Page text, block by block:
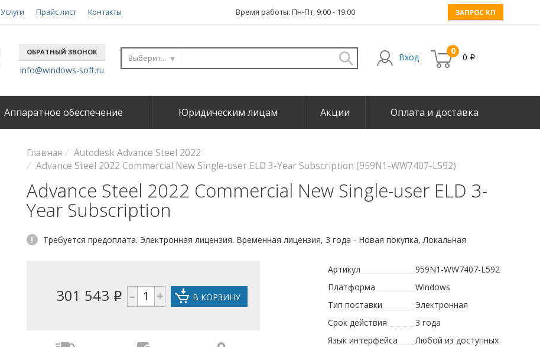
Услуги Прайс лист Контакты Время работы: Пн-Пт, 9:00 - 19:00 ЗАПРОС КП
ОБРАТНЫЙ ЗВОНОК
info@windows-soft.ru
Выберите... Вход
0
0 i
Аппаратное обеспечение Юридическим лицам Акции Оплата и доставка
Главная
Autodesk Advance Steel 2022
Advance Steel 2022 Commercial New Single-user ELD 3-Year Subscription (959N1-WW7407-L592)
Advance Steel 2022 Commercial New Single-user ELD 3-
Year Subscription
! Требуется предоплата. Электронная лицензия. Временная лицензия, 3 года - Новая покупка, Локальная
301 543 i – + В КОРЗИНУ
Артикул
959N1-WW7407-L592
Платформа
Windows
Тип поставки
Электронная
Срок действия
3 года
Язык интерфейса
Любой из доступных